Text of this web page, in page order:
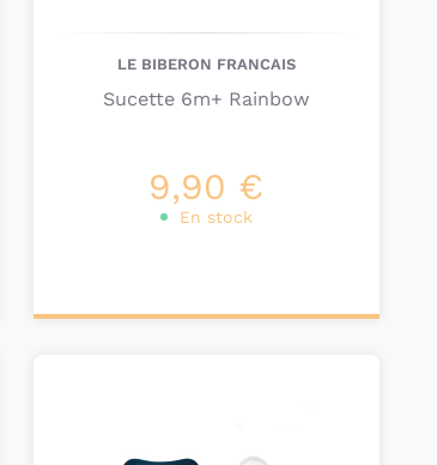
LE BIBERON FRANCAIS
Sucette 6m+ Rainbow
9,90 €
En stock